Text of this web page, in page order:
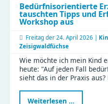
Bedürfnisorientierte
tauschten Tipps und
Workshop aus
Freitag der 24. April 2026 |
Zeisigwaldfüchse
Wie möchte ich mein Kind
heute: "Auf jeden Fall
sieht das in der Praxis
Weiterlesen …